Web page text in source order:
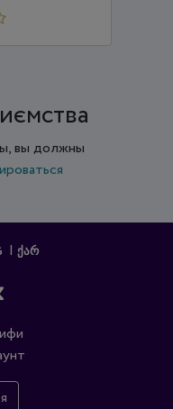
вы должны
ᲥᲐᲠ